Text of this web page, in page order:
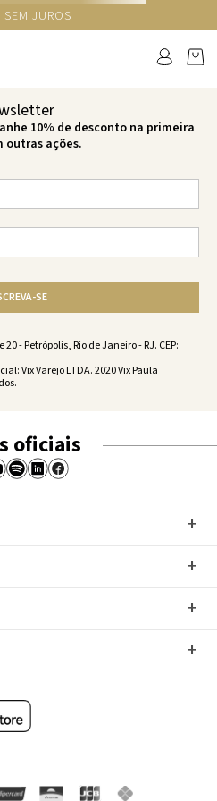
COM O CUPOM NEWS10
resultados para:
agatha-agatha-
1989'